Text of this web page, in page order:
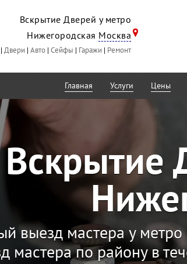
Вскрытие Дверей у метро
Нижегородская Москва
| Двери | Авто | Сейфы | Гаражи | Ремонт
Главная Услуги Цены
Вскрытие
выезд мастера у метро
мастера по району в